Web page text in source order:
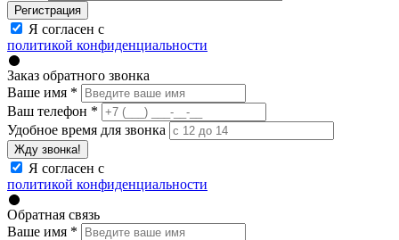
Регистрация
Я согласен с
политикой конфиденциальности
Заказ обратного звонка
Ваше имя *
Ваш телефон *
Удобное время для звонка
Жду звонка!
Я согласен с
политикой конфиденциальности
Обратная связь
Ваше имя *